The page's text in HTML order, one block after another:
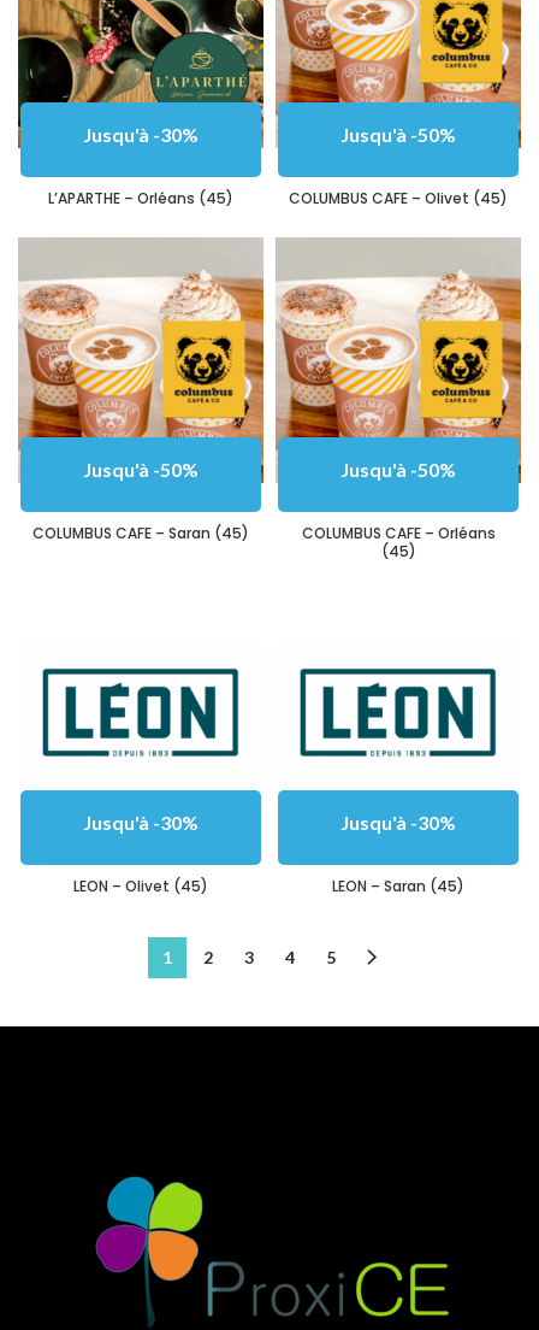
Jusqu'à -30%
L’APARTHE – Orléans (45)
Jusqu'à -50%
COLUMBUS CAFE – Olivet (45)
Jusqu'à -50%
COLUMBUS CAFE – Saran (45)
Jusqu'à -50%
COLUMBUS CAFE – Orléans
(45)
Jusqu'à -30%
LEON – Olivet (45)
Jusqu'à -30%
LEON – Saran (45)
1 2 3 4 5